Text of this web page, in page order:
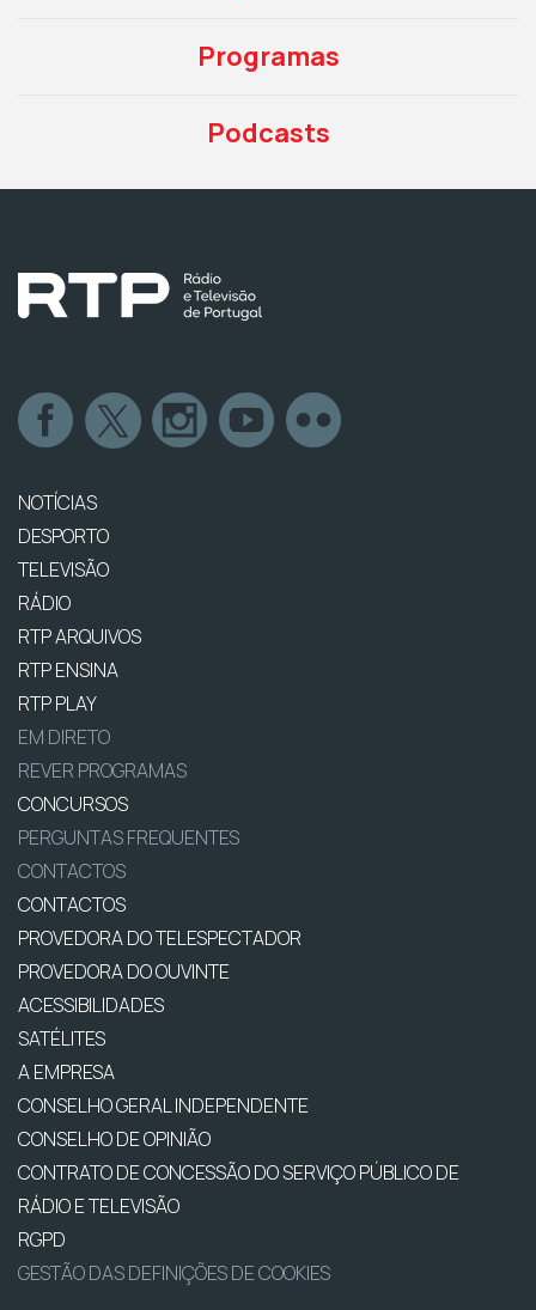
Programas
Podcasts
NOTÍCIAS
DESPORTO
TELEVISÃO
RÁDIO
RTP ARQUIVOS
RTP ENSINA
RTP PLAY
EM DIRETO
REVER PROGRAMAS
CONCURSOS
PERGUNTAS FREQUENTES
CONTACTOS
CONTACTOS
PROVEDORA DO TELESPECTADOR
PROVEDORA DO OUVINTE
ACESSIBILIDADES
SATÉLITES
A EMPRESA
CONSELHO GERAL INDEPENDENTE
CONSELHO DE OPINIÃO
CONTRATO DE CONCESSÃO DO SERVIÇO PÚBLICO DE
RÁDIO E TELEVISÃO
RGPD
GESTÃO DAS DEFINIÇÕES DE COOKIES